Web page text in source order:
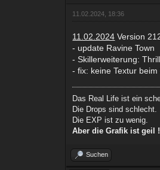
11.02.2024, 18:36
11.02.2024 Version
- update Ravine Town
- Skillerweiterung:
- fix: keine Textur
Das Real Life ist ein
Die Drops sind schlecht.
Die EXP ist zu wenig.
Aber die Grafik ist geil !
Suchen